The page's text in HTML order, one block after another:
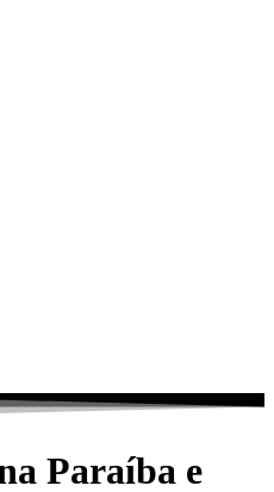
Paraíba e